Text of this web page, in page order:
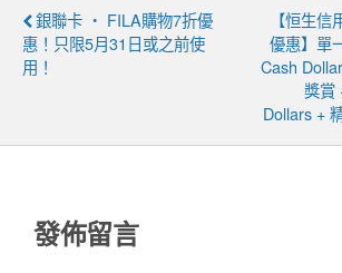
銀聯卡 ‧ FILA購物7折優
惠！只限5月31日或之前使
用！
【恒生
優惠】單
Cash
獎賞
Dollars +
發佈留言